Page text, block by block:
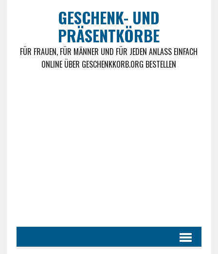
GESCHENK- UND
PRÄSENTKÖRBE
FÜR FRAUEN, FÜR MÄNNER UND FÜR JEDEN ANLASS EINFACH
ONLINE ÜBER GESCHENKKORB.ORG BESTELLEN